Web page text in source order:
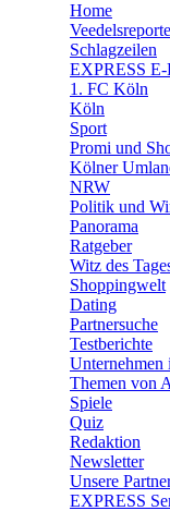
Home
Schlagzeilen
EXPRESS E-
1. FC Köln
Köln
Sport
Promi und
Kölner
NRW
Politik und
Panorama
Ratgeber
Witz des
Shoppingwelt
Dating
Partnersuche
Testberichte
Themen von
Spiele
Quiz
Redaktion
Newsletter
Unsere
EXPRESS